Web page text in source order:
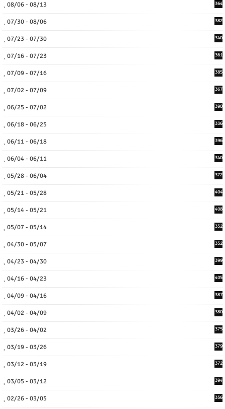
08/06 - 08/13 364
07/30 - 08/06 382
07/23 - 07/30 340
07/16 - 07/23 361
07/09 - 07/16 385
07/02 - 07/09 367
06/25 - 07/02 390
06/18 - 06/25 336
06/11 - 06/18 396
06/04 - 06/11 340
05/28 - 06/04 372
05/21 - 05/28 404
05/14 - 05/21 408
05/07 - 05/14 352
04/30 - 05/07 352
04/23 - 04/30 399
04/16 - 04/23 405
04/09 - 04/16 387
04/02 - 04/09 380
03/26 - 04/02 375
03/19 - 03/26 379
03/12 - 03/19 372
03/05 - 03/12 394
02/26 - 03/05 356